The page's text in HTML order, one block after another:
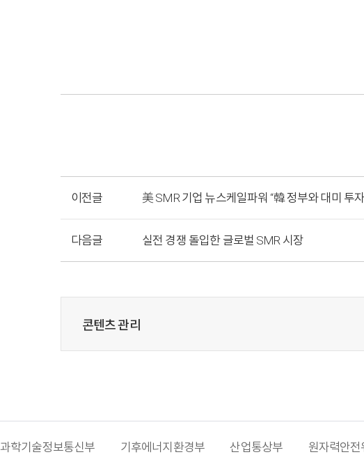
이전글 美 SMR 기업 뉴스케일파워 “韓 정부와 대미 투
다음글 실전 경쟁 돌입한 글로벌 SMR 시장
콘텐츠 관리
과학기술정보통신부 기후에너지환경부 산업통상부 원자력안전